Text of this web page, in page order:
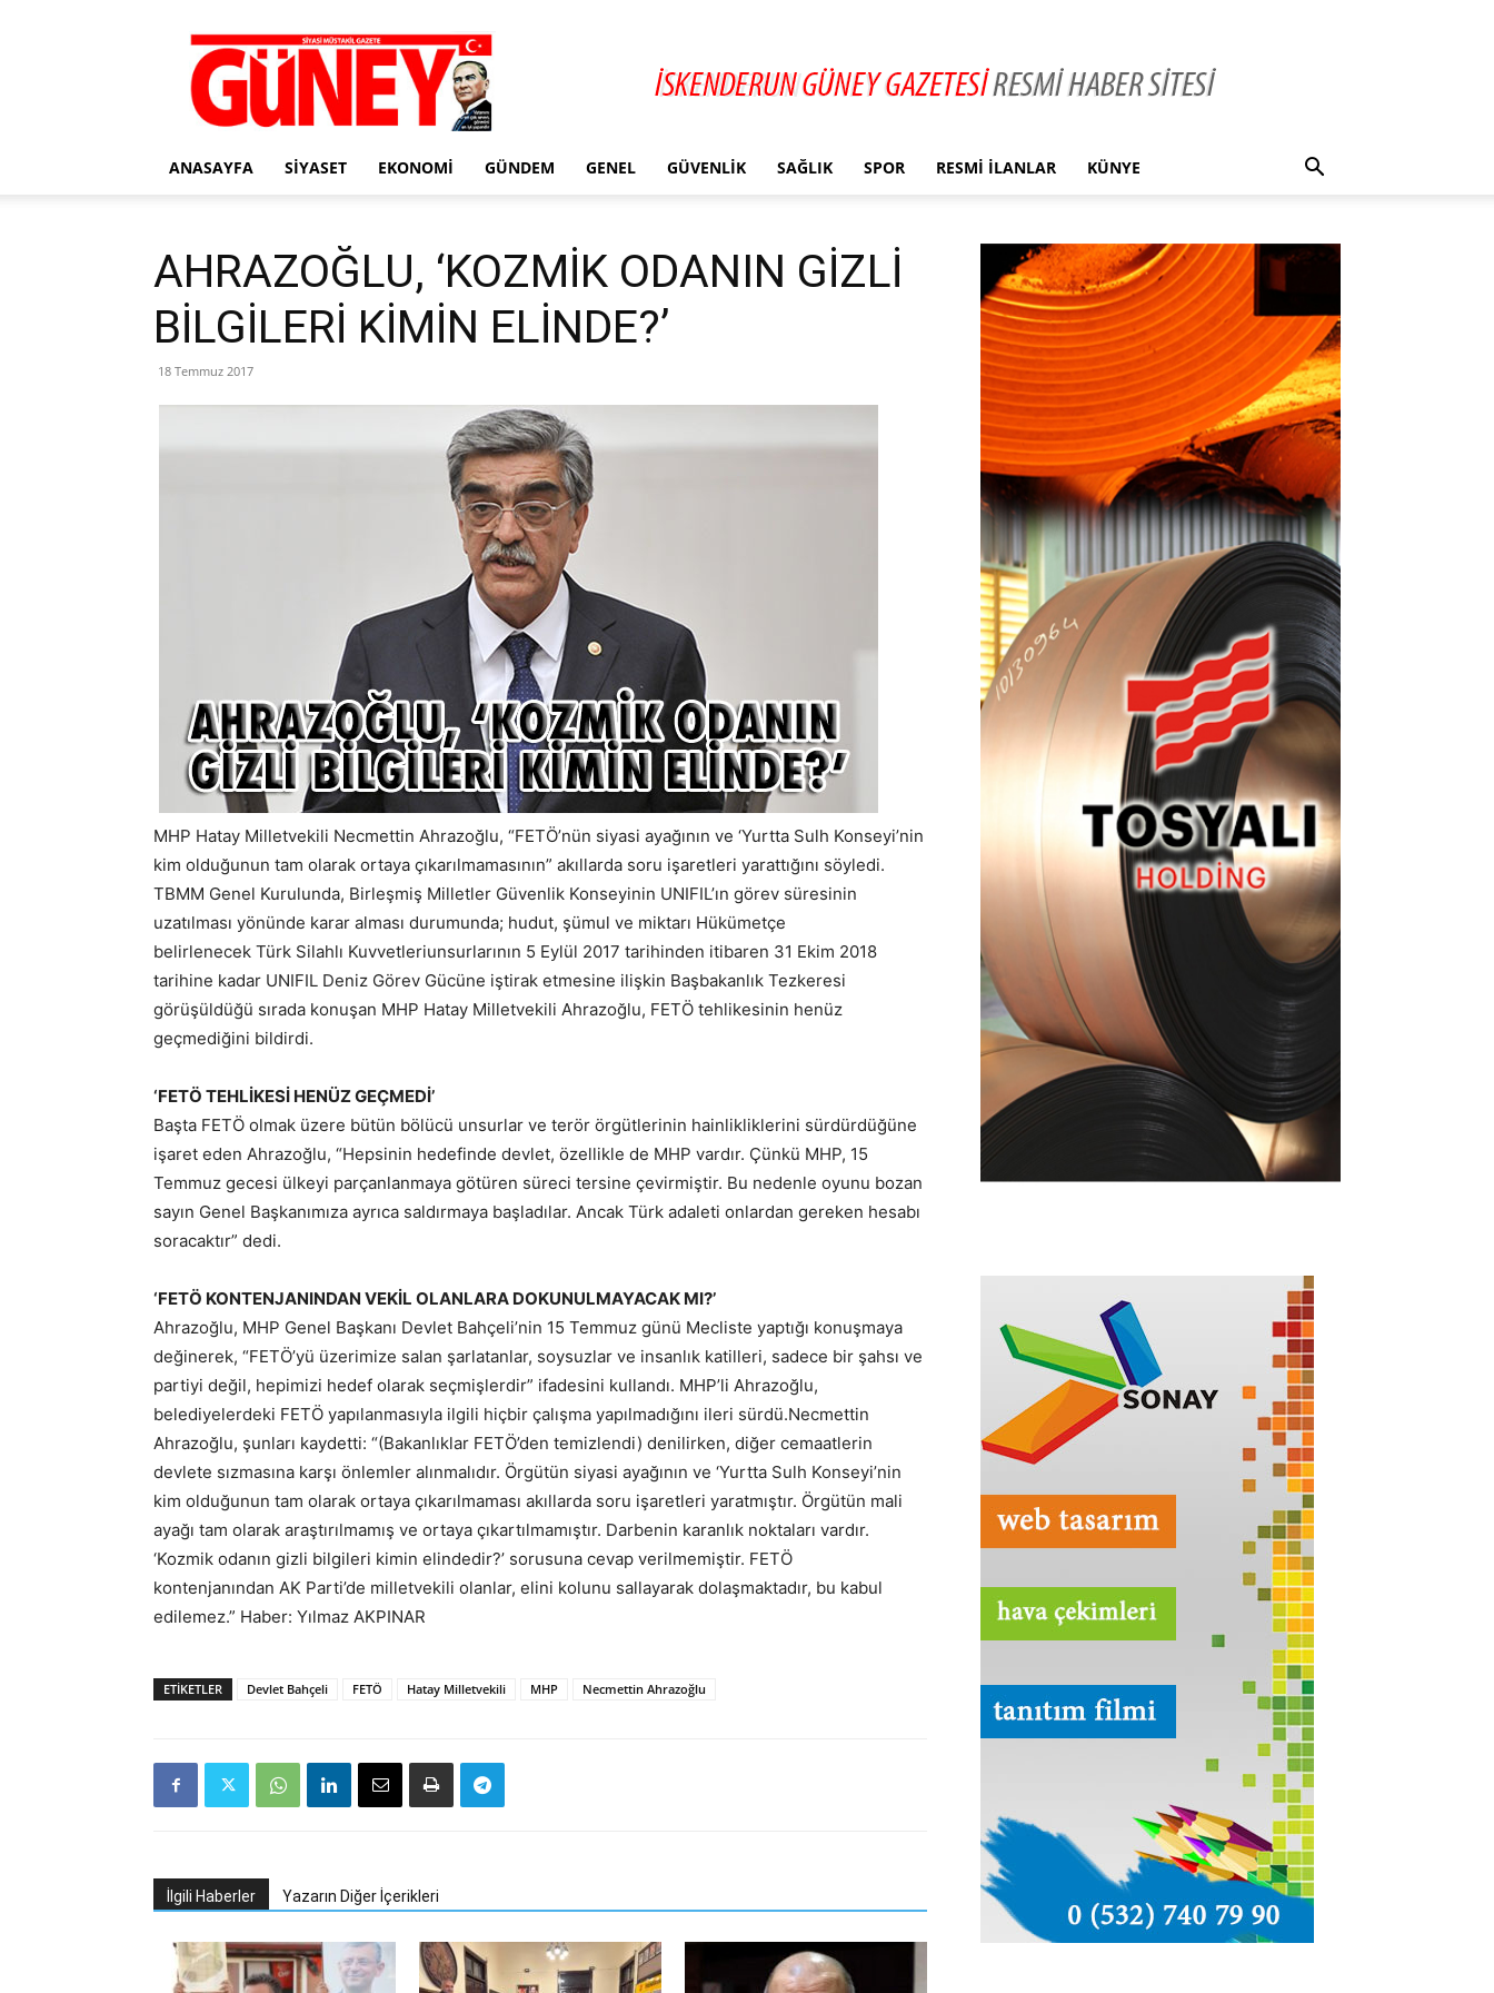
Gazete
Güney
ANASAYFA SIYASET EKONOMI GÜNDEM GENEL GÜVENLIK SAĞLIK SPOR RESMI İLANLAR KÜNYE
AHRAZOĞLU, ‘KOZMİK ODANIN GİZLİ
BİLGİLERİ KİMİN ELİNDE?’
18 Temmuz 2017
MHP Hatay Milletvekili Necmettin Ahrazoğlu, “FETÖ’nün siyasi ayağının ve ‘Yurtta Sulh Konseyi’nin
kim olduğunun tam olarak ortaya çıkarılmamasının” akıllarda soru işaretleri yarattığını söyledi.
TBMM Genel Kurulunda, Birleşmiş Milletler Güvenlik Konseyinin UNIFIL’ın görev süresinin
uzatılması yönünde karar alması durumunda; hudut, şümul ve miktarı Hükümetçe
belirlenecek Türk Silahlı Kuvvetleriunsurlarının 5 Eylül 2017 tarihinden itibaren 31 Ekim 2018
tarihine kadar UNIFIL Deniz Görev Gücüne iştirak etmesine ilişkin Başbakanlık Tezkeresi
görüşüldüğü sırada konuşan MHP Hatay Milletvekili Ahrazoğlu, FETÖ tehlikesinin henüz
geçmediğini bildirdi.
‘FETÖ TEHLİKESİ HENÜZ GEÇMEDİ’
Başta FETÖ olmak üzere bütün bölücü unsurlar ve terör örgütlerinin hainlikliklerini sürdürdüğüne
işaret eden Ahrazoğlu, “Hepsinin hedefinde devlet, özellikle de MHP vardır. Çünkü MHP, 15
Temmuz gecesi ülkeyi parçanlanmaya götüren süreci tersine çevirmiştir. Bu nedenle oyunu bozan
sayın Genel Başkanımıza ayrıca saldırmaya başladılar. Ancak Türk adaleti onlardan gereken hesabı
soracaktır” dedi.
‘FETÖ KONTENJANINDAN VEKİL OLANLARA DOKUNULMAYACAK MI?’
Ahrazoğlu, MHP Genel Başkanı Devlet Bahçeli’nin 15 Temmuz günü Mecliste yaptığı konuşmaya
değinerek, “FETÖ’yü üzerimize salan şarlatanlar, soysuzlar ve insanlık katilleri, sadece bir şahsı ve
partiyi değil, hepimizi hedef olarak seçmişlerdir” ifadesini kullandı. MHP’li Ahrazoğlu,
belediyelerdeki FETÖ yapılanmasıyla ilgili hiçbir çalışma yapılmadığını ileri sürdü.Necmettin
Ahrazoğlu, şunları kaydetti: “(Bakanlıklar FETÖ’den temizlendi) denilirken, diğer cemaatlerin
devlete sızmasına karşı önlemler alınmalıdır. Örgütün siyasi ayağının ve ‘Yurtta Sulh Konseyi’nin
kim olduğunun tam olarak ortaya çıkarılmaması akıllarda soru işaretleri yaratmıştır. Örgütün mali
ayağı tam olarak araştırılmamış ve ortaya çıkartılmamıştır. Darbenin karanlık noktaları vardır.
‘Kozmik odanın gizli bilgileri kimin elindedir?’ sorusuna cevap verilmemiştir. FETÖ
kontenjanından AK Parti’de milletvekili olanlar, elini kolunu sallayarak dolaşmaktadır, bu kabul
edilemez.” Haber: Yılmaz AKPINAR
ETIKETLER Devlet Bahçeli FETÖ Hatay Milletvekili MHP Necmettin Ahrazoğlu
İlgili Haberler Yazarın Diğer İçerikleri